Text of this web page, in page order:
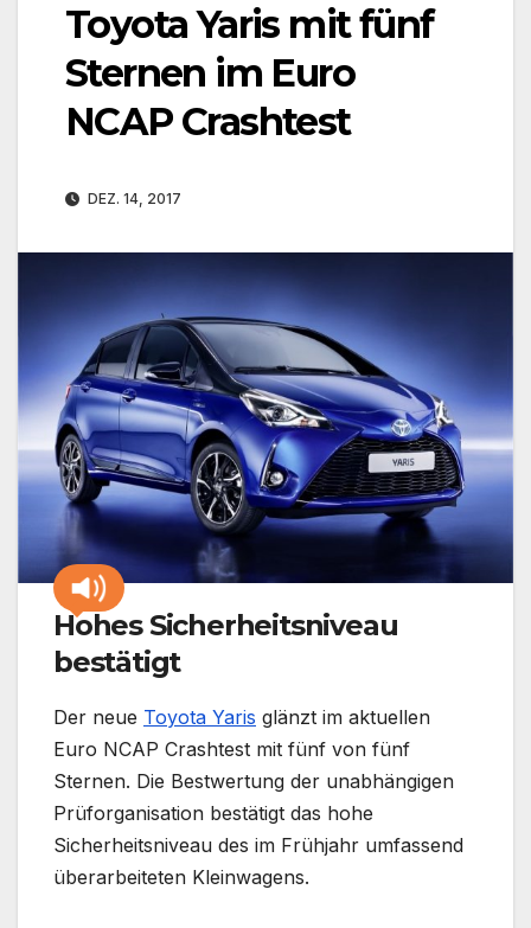
Toyota Yaris mit fünf
Sternen im Euro
NCAP Crashtest
DEZ. 14, 2017
Hohes Sicherheitsniveau
bestätigt
Der neue Toyota Yaris glänzt im aktuellen
Euro NCAP Crashtest mit fünf von fünf
Sternen. Die Bestwertung der unabhängigen
Prüforganisation bestätigt das hohe
Sicherheitsniveau des im Frühjahr umfassend
überarbeiteten Kleinwagens.